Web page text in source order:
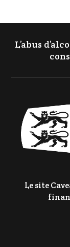
L’abus
Le site